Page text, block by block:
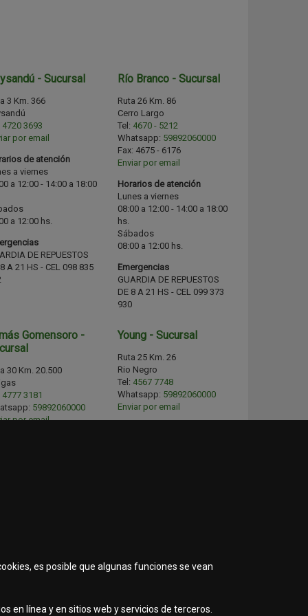
- Sucursal
3 Km. 366
4720 3693
por email
de atención
a viernes
a 12:00 - 14:00 a 18:00
a 12:00 hs.
DE REPUESTOS
A 21 HS - CEL 098 835
Río Branco - Sucursal
Ruta 26 Km. 86
Cerro Largo
Tel: 4670 - 5212
Whatsapp: 59892060000
Fax: 4675 - 6176
Enviar por email
Horarios de atención
Lunes a viernes
08:00 a 12:00 - 14:00 a 18:00
hs.
Sábados
08:00 a 12:00 hs.
Emergencias
GUARDIA DE REPUESTOS
DE 8 A 21 HS - CEL 099 373
930
Gomensoro -
30 Km. 20.500
4777 3181
59892060000
por email
589
Young - Sucursal
Ruta 25 Km. 26
Rio Negro
Tel: 4567 7748
Whatsapp: 59892060000
Enviar por email
es posible que algunas funciones se vean
en línea y en sitios web y servicios de terceros.